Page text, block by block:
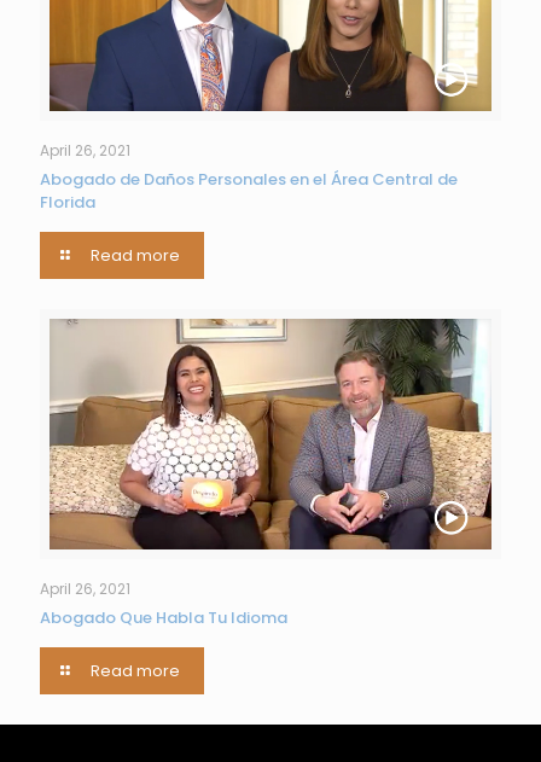
April 26, 2021
Abogado de Daños Personales en el Área Central de
Florida
Read more
April 26, 2021
Abogado Que Habla Tu Idioma
Read more